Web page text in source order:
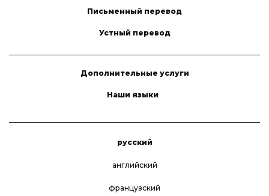
Письменный перевод
Устный перевод
Дополнительные услуги
Наши языки
русский
английский
французский